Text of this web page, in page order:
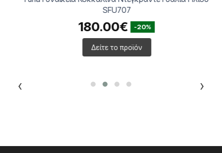
SFU707
180.00€ -20%
Δείτε το προϊόν
‹ ›